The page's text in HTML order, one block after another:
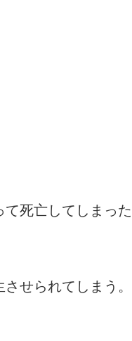
死亡してしまった
せられてしまう。